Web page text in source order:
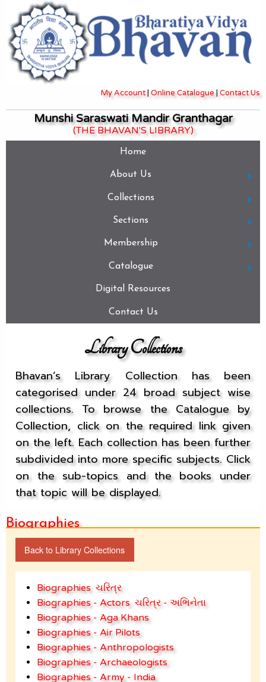
My Account| Online Catalogue| Contact Us
Munshi Saraswati Mandir Granthagar
(THE BHAVAN'S LIBRARY)
Home
About Us
Collections
Sections
Membership
Catalogue
Digital Resources
Contact Us
Library Collections
Bhavan’s Library Collection has been
categorised under 24 broad subject wise
collections. To browse the Catalogue by
Collection, click on the required link given
on the left. Each collection has been further
subdivided into more specific subjects. Click
on the sub-topics and the books under
that topic will be displayed.
Biographies
Back to Library Collections
Biographies ચરિત્ર
Biographies - Actors ચરિત્ર - અભિનેતા
Biographies - Aga Khans
Biographies - Air Pilots
Biographies - Anthropologists
Biographies - Archaeologists
Biographies - Army - India